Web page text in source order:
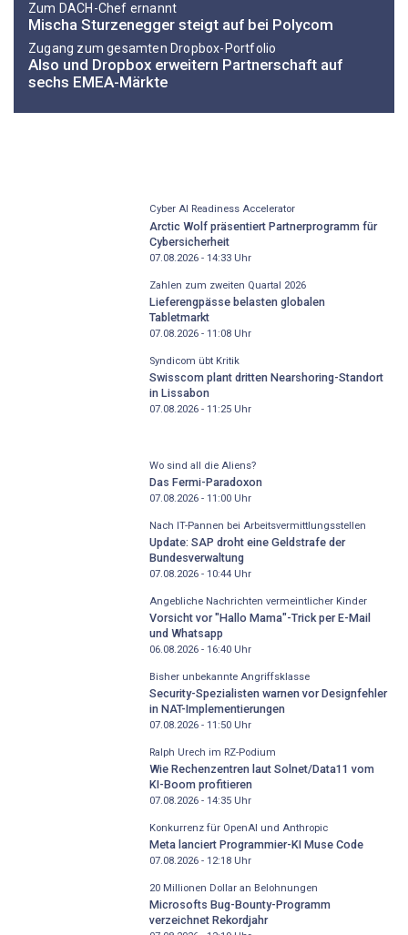
Zum DACH-Chef ernannt
Mischa Sturzenegger steigt auf bei Polycom
Zugang zum gesamten Dropbox-Portfolio
Also und Dropbox erweitern Partnerschaft auf
sechs EMEA-Märkte
Cyber AI Readiness Accelerator
Arctic Wolf präsentiert Partnerprogramm für
Cybersicherheit
07.08.2026 - 14:33Uhr
Zahlen zum zweiten Quartal 2026
Lieferengpässe belasten globalen
Tabletmarkt
07.08.2026 - 11:08Uhr
Syndicom übt Kritik
Swisscom plant dritten Nearshoring-Standort
in Lissabon
07.08.2026 - 11:25Uhr
Wo sind all die Aliens?
Das Fermi-Paradoxon
07.08.2026 - 11:00Uhr
Nach IT-Pannen bei Arbeitsvermittlungsstellen
Update: SAP droht eine Geldstrafe der
Bundesverwaltung
07.08.2026 - 10:44Uhr
Angebliche Nachrichten vermeintlicher Kinder
Vorsicht vor "Hallo Mama"-Trick per E-Mail
und Whatsapp
06.08.2026 - 16:40Uhr
Bisher unbekannte Angriffsklasse
Security-Spezialisten warnen vor Designfehler
in NAT-Implementierungen
07.08.2026 - 11:50Uhr
Ralph Urech im RZ-Podium
Wie Rechenzentren laut Solnet/Data11 vom
KI-Boom profitieren
07.08.2026 - 14:35Uhr
Konkurrenz für OpenAI und Anthropic
Meta lanciert Programmier-KI Muse Code
07.08.2026 - 12:18Uhr
20 Millionen Dollar an Belohnungen
Microsofts Bug-Bounty-Programm
verzeichnet Rekordjahr